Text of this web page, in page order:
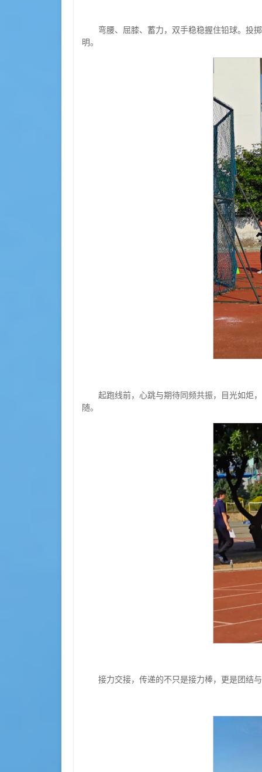
弯腰、屈膝、蓄力，双手稳稳握住铅球。投
明。
起跑线前，心跳与期待同频共振，目光如炬
随。
接力交接，传递的不只是接力棒，更是团结